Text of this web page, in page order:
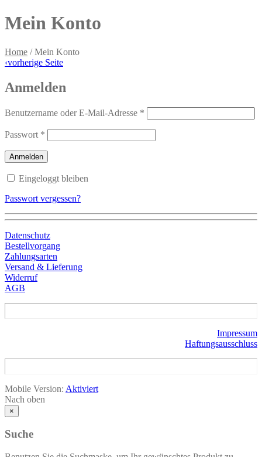
Mein Konto
Home / Mein Konto
‹vorherige Seite
Anmelden
Benutzername oder E-Mail-Adresse *
Passwort *
Eingeloggt bleiben
Passwort vergessen?
Datenschutz
Bestellvorgang
Zahlungsarten
Versand & Lieferung
Widerruf
AGB
Impressum
Haftungsausschluss
Mobile Version: Aktiviert
Nach oben
×
Suche